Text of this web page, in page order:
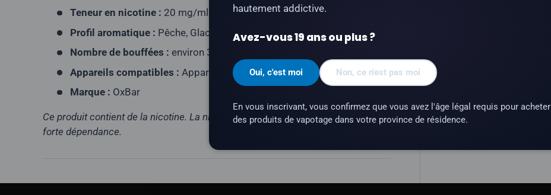
Teneur en nicotine : 20 mg/ml
Profil aromatique : Pêche, Glace
Nombre de bouffées : environ 32 000 bouffées
Appareils compatibles : Appareil OxBar SVOPP
Marque : OxBar
Ce produit contient de la nicotine. La nicotine est une substance qui crée une
forte dépendance.
hautement addictive.
Avez-vous 19 ans ou plus ?
Oui, c'est moi Non, ce n'est pas moi
En vous inscrivant, vous confirmez que vous avez l'âge légal requis pour acheter
des produits de vapotage dans votre province de résidence.